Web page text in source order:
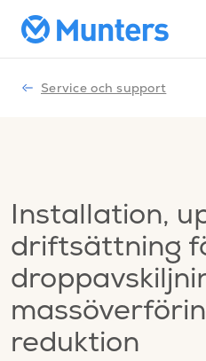
Service och support
Installation,
driftsättning
reduktion